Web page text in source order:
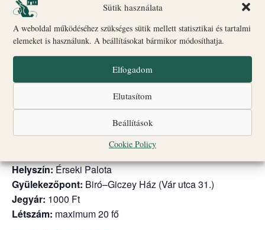
Sütik használata
A weboldal működéséhez szükséges sütik mellett statisztikai és tartalmi
elemeket is használunk. A beállításokat bármikor módosíthatja.
Elfogadom
Elutasítom
Beállítások
Cookie Policy
Dokumentumfilm-vetítés az Érseki Palotában.
A film a veszprémi várnegyed megújulásának történetét
mutatja be: a történelmi épületek helyreállítását, a
szakrális és közösségi terek megújulását, valamint azt a
szakmai munkát, amelynek eredményeként a várnegyed
újra látogatható és élő kulturális térré vált. A vetítés
betekintést nyújt a műemlékvédelem, az építészet és az
örökségmegőrzés kulisszái mögé is.
Helyszín:Érseki Palota
Gyülekezőpont: Biró–Giczey Ház (Vár utca 31.)
Jegyár: 1000 Ft
Létszám: maximum 20 fő